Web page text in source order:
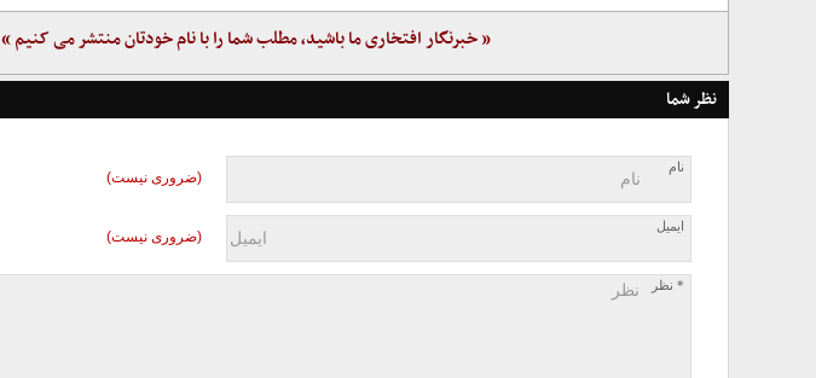
« خبرنگار افتخاری ما باشید، مطلب شما را با نام خودتان منتشر می کنیم »
نظر شما
نام
(ضروری نیست)
ایمیل
(ضروری نیست)
* نظر